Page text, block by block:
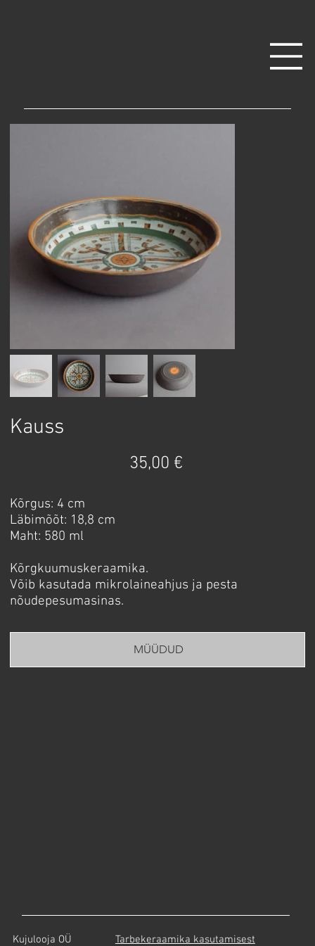
Kauss
35,00 €
Kõrgus: 4 cm
Läbimõõt: 18,8 cm
Maht: 580 ml
Kõrgkuumuskeraamika.
Võib kasutada mikrolaineahjus ja pesta
nõudepesumasinas.
MÜÜDUD
Kujulooja OÜ Tarbekeraamika kasutamisest